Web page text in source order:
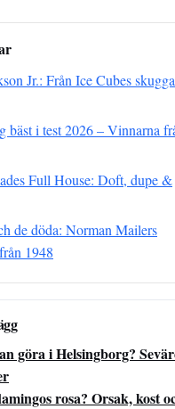
Jr.: Från Ice Cubes
bäst i test 2026 – Vinnarna
Full House: Doft, dupe &
de döda: Norman Mailers
1948
göra i Helsingborg?
rosa? Orsak, kost